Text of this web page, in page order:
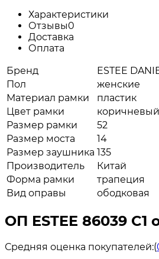
Характеристики
Отзывы0
Доставка
Оплата
Бренд
ESTEE
Пол
женские
Материал рамки
пластик
Цвет рамки
Размер рамки
52
Размер моста
14
Размер заушника 135
Производитель
Китай
Форма рамки
трапеция
Вид оправы
ободковая
ОП ESTEE 86039 C1
Средняя оценка покупателей:(